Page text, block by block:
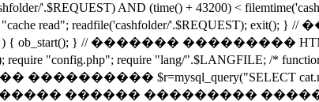
AND (time() + 43200) <
read"; readfile('cashfolder/'.$REQUEST);
) { ob_start(); } // ������� ���������
"config.php"; require "lang/".$LANGFILE; /* function
$r=mysql_query("SELECT
$t_i1=0; // ������� ������ ���������